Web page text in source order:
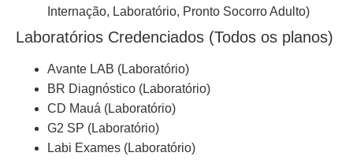
Internação, Laboratório, Pronto Socorro Adulto)
Laboratórios Credenciados (Todos os planos)
Avante LAB (Laboratório)
BR Diagnóstico (Laboratório)
CD Mauá (Laboratório)
G2 SP (Laboratório)
Labi Exames (Laboratório)